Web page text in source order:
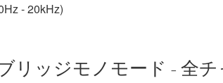
- 20kHz)
リッジモノモード - 全